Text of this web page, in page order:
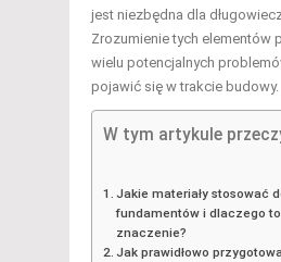
jest niezbędna dla
Zrozumienie tych elementów
wielu potencjalnych
pojawić się w trakcie budowy.
W tym artykule
Jakie materiały stosować
fundamentów i dlaczego
znaczenie?
Jak prawidłowo